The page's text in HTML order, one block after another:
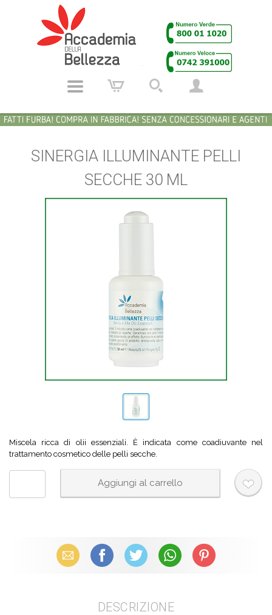
SINERGIA ILLUMINANTE PELLI
SECCHE 30 ML
Miscela ricca di olii essenziali. È indicata come coadiuvante nel
trattamento cosmetico delle pelli secche.
Email Facebook X (Twitter) WhatsAppPinterest
DESCRIZIONE